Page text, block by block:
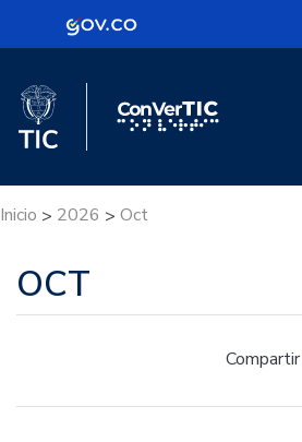
Logo Gobierno de
Logo del Ministerio TIC
Inicio > 2026 > Oct
OCT
Compartir